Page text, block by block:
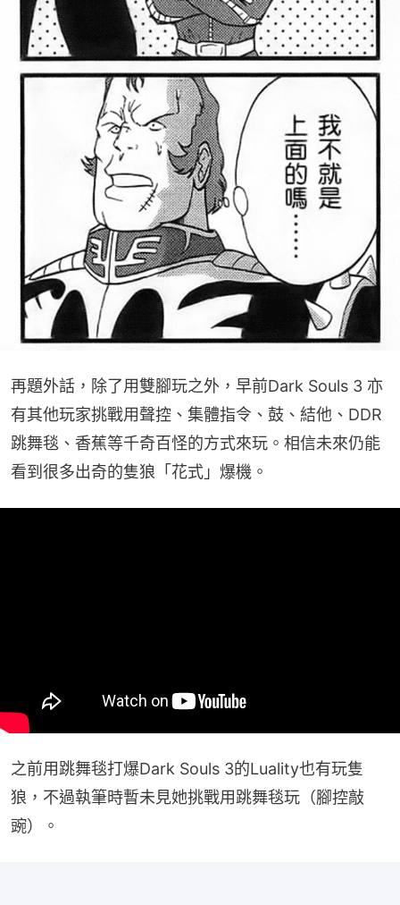
再題外話，除了用雙腳玩之外，早前Dark Souls 3 亦
有其他玩家挑戰用聲控、集體指令、鼓、結他、DDR
跳舞毯、香蕉等千奇百怪的方式來玩。相信未來仍能
看到很多出奇的隻狼「花式」爆機。
之前用跳舞毯打爆Dark Souls 3的Luality也有玩隻
狼，不過執筆時暫未見她挑戰用跳舞毯玩（腳控敲
豌）。